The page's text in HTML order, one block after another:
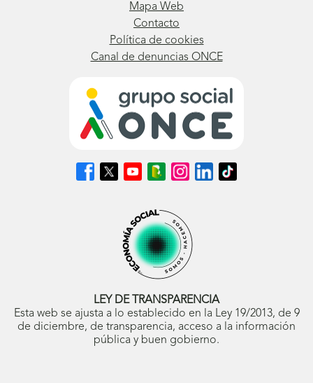
Mapa Web
Contacto
Política de cookies
Canal de denuncias ONCE
Síguenos
en
Síguenos
en
ventana
nueva)
Síguenos
en
abrirá
en
ventana
nueva)
Síguenos
en
Blog
ONCE
(se
abrirá
en
ventana
Síguenos
en
abrirá
en
ventana
nueva)
Síguenos
en
Síguenos
en
LEY DE TRANSPARENCIA
Esta web se ajusta a lo establecido en la Ley 19/2013, de 9
de diciembre, de transparencia, acceso a la información
pública y buen gobierno.